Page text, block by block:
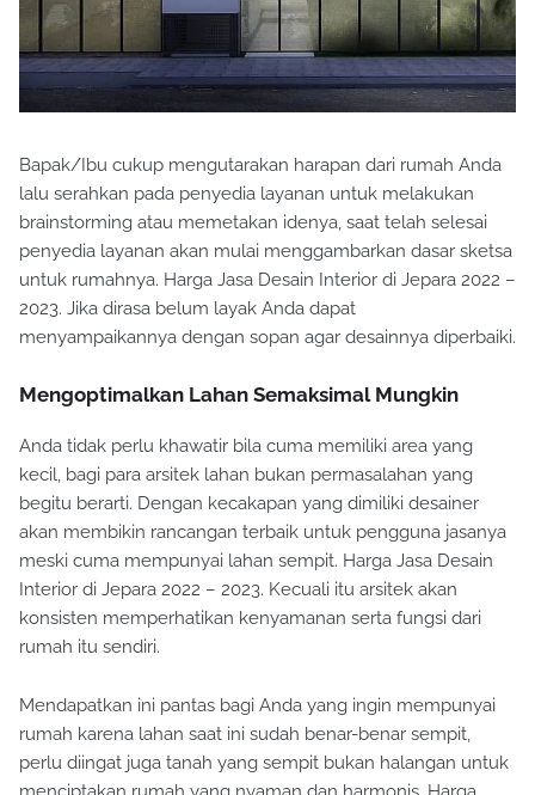
Bapak/Ibu cukup mengutarakan harapan dari rumah Anda
lalu serahkan pada penyedia layanan untuk melakukan
brainstorming atau memetakan idenya, saat telah selesai
penyedia layanan akan mulai menggambarkan dasar sketsa
untuk rumahnya. Harga Jasa Desain Interior di Jepara 2022 –
2023. Jika dirasa belum layak Anda dapat
menyampaikannya dengan sopan agar desainnya diperbaiki.
Mengoptimalkan Lahan Semaksimal Mungkin
Anda tidak perlu khawatir bila cuma memiliki area yang
kecil, bagi para arsitek lahan bukan permasalahan yang
begitu berarti. Dengan kecakapan yang dimiliki desainer
akan membikin rancangan terbaik untuk pengguna jasanya
meski cuma mempunyai lahan sempit. Harga Jasa Desain
Interior di Jepara 2022 – 2023. Kecuali itu arsitek akan
konsisten memperhatikan kenyamanan serta fungsi dari
rumah itu sendiri.
Mendapatkan ini pantas bagi Anda yang ingin mempunyai
rumah karena lahan saat ini sudah benar-benar sempit,
perlu diingat juga tanah yang sempit bukan halangan untuk